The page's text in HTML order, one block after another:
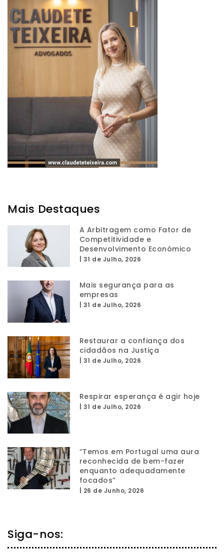
Mais Destaques
A Arbitragem como Fator de
Competitividade e
Desenvolvimento Económico
31 de Julho, 2026
Mais segurança para as
empresas
31 de Julho, 2026
Restaurar a confiança dos
cidadãos na Justiça
31 de Julho, 2026
Respirar esperança é agir hoje
31 de Julho, 2026
“Temos em Portugal uma aura
reconhecida de bem-fazer
enquanto adequadamente
focados”
26 de Junho, 2026
Siga-nos: